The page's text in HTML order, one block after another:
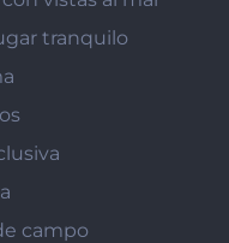
tranquilo
campo